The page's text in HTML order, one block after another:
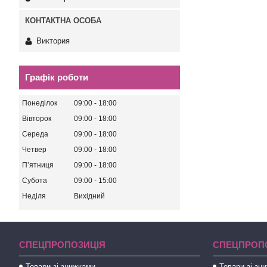
Виктория
Графік роботи
Понеділок 09:00
18:00
Вівторок
09:00
18:00
Середа
09:00
18:00
Четвер
09:00
18:00
Пʼятниця
09:00
18:00
Субота
09:00
15:00
Неділя
Вихідний
СПЕЦПРОПОЗИЦІЯ